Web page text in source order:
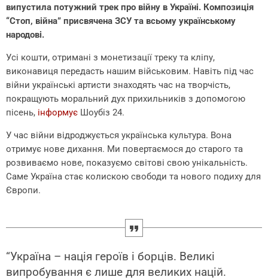
випустила потужний трек про війну в Україні. Композиція
“Стоп, війна” присвячена ЗСУ та всьому українському
народові.
Усі кошти, отримані з монетизації треку та кліпу,
виконавиця передасть нашим військовим. Навіть під час
війни українські артисти знаходять час на творчість,
покращують моральний дух прихильників з допомогою
пісень, інформує Шоубіз 24.
У час війни відроджується українська культура. Вона
отримує нове дихання. Ми повертаємося до старого та
розвиваємо нове, показуємо світові свою унікальність.
Саме Україна стає колискою свободи та нового подиху для
Європи.
“Україна – нація героїв і борців. Великі
випробування є лише для великих націй.